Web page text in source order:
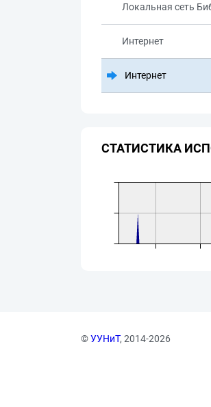
Локальная сеть
Интернет
Интернет
СТАТИСТИКА
©УУНиТ, 2014-2026